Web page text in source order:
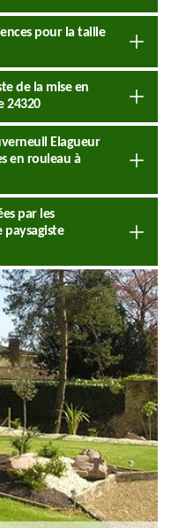
pour la taille
de la mise en
24320
Elagueur
en rouleau à
par les
paysagiste